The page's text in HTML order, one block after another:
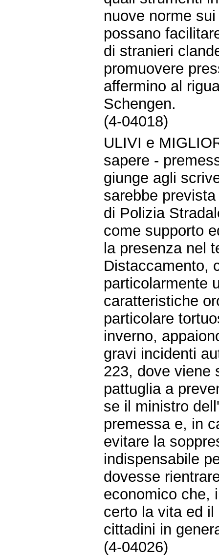
nuove norme
possano
di stranieri
promuovere
affermino al
Schengen.
(4-04018)
ULIVI e
sapere -
giunge agli
sarebbe
di Polizia
come supporto
la presenza nel
Distaccamento,
particolarmente
caratteristiche
particolare
inverno,
gravi incidenti
223, dove viene
pattuglia a
se il ministro
premessa e, in
evitare la
indispensabile
dovesse
economico che,
certo la vita ed
cittadini in
(4-04026)